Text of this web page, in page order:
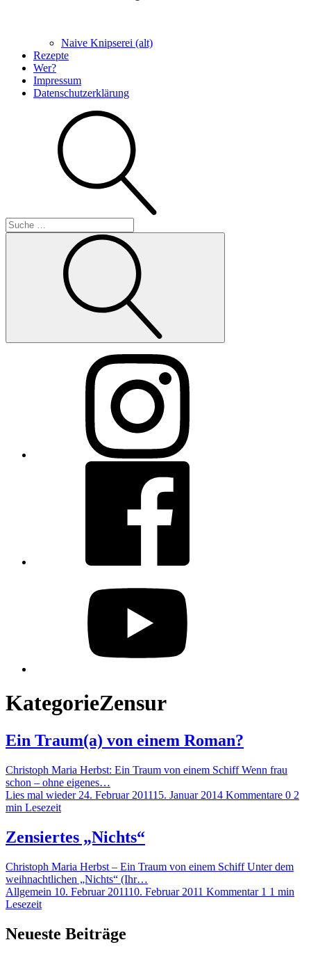
Naive Knipserei (alt)
Rezepte
Wer?
Impressum
Datenschutzerklärung
KategorieZensur
Ein Traum(a) von einem Roman?
Christoph Maria Herbst: Ein Traum von einem Schiff Wenn frau
schon – ohne eigenes…
Lies mal wieder 24. Februar 201115. Januar 2014 Kommentare 0 2
min Lesezeit
Zensiertes „Nichts“
Christoph Maria Herbst – Ein Traum von einem Schiff Unter dem
weihnachtlichen „Nichts“ (Ihr…
Allgemein 10. Februar 201110. Februar 2011 Kommentar 1 1 min
Lesezeit
Neueste Beiträge